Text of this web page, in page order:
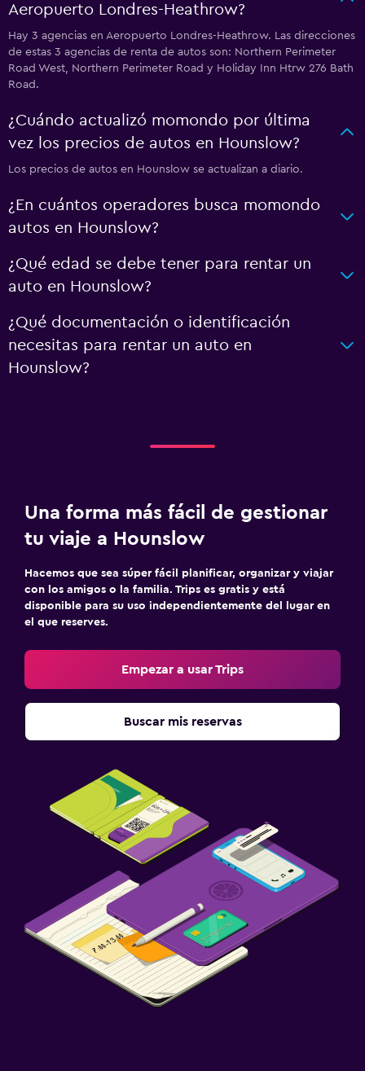
Aeropuerto Londres-Heathrow?
Hay 3 agencias en Aeropuerto Londres-Heathrow. Las direcciones
de estas 3 agencias de renta de autos son: Northern Perimeter
Road West, Northern Perimeter Road y Holiday Inn Htrw 276 Bath
Road.
¿Cuándo actualizó momondo por última
vez los precios de autos en Hounslow?
Los precios de autos en Hounslow se actualizan a diario.
¿En cuántos operadores busca momondo
autos en Hounslow?
¿Qué edad se debe tener para rentar un
auto en Hounslow?
¿Qué documentación o identificación
necesitas para rentar un auto en
Hounslow?
Una forma más fácil de gestionar
tu viaje a Hounslow
Hacemos que sea súper fácil planificar, organizar y viajar
con los amigos o la familia. Trips es gratis y está
disponible para su uso independientemente del lugar en
el que reserves.
Empezar a usar Trips
Buscar mis reservas